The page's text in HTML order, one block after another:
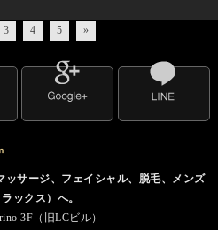
3 4 5 »
ッサージ、フェイシャル、脱毛、メンズ
ックス）へ。
3F（旧LCビル）